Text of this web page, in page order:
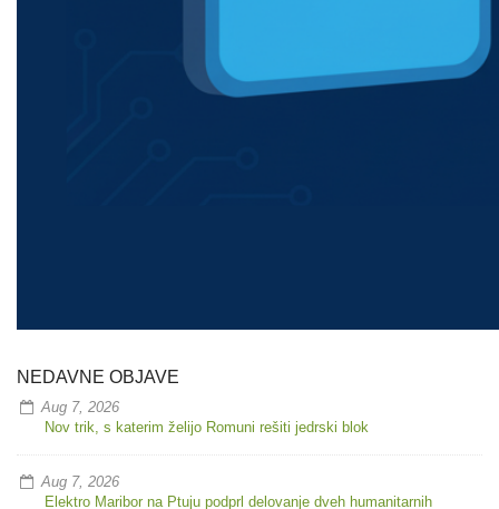
NEDAVNE OBJAVE
Aug 7, 2026
Nov trik, s katerim želijo Romuni rešiti jedrski blok
Aug 7, 2026
Elektro Maribor na Ptuju podprl delovanje dveh humanitarnih